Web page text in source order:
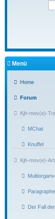
Menü
Home
Forum
Kjh-mov(e)-
MChat
Knuffel
Kjh-mov(e)-
Der Fall